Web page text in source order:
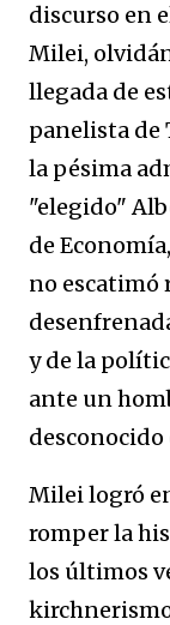
discurso en
Milei,
llegada de
panelista de
la pésima
"elegido"
de
no escatimó
y de la
ante un
Milei logró
romper la
los últimos